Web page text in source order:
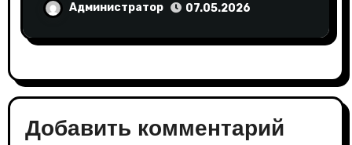
Администратор 07.05.2026
Добавить комментарий